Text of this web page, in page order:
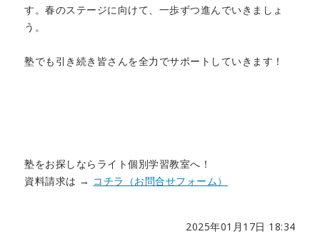
す。春のステージに向けて、一歩ずつ進んでいきましょ
う。
塾でも引き続き皆さんを全力でサポートしていきます！
塾をお探しならライト個別学習教室へ！
資料請求は → コチラ（お問合せフォーム）
2025年01月17日 18:34